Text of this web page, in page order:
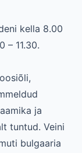
kella 8.00
– 11.30.
ja
tuntud. Veini
bulgaaria